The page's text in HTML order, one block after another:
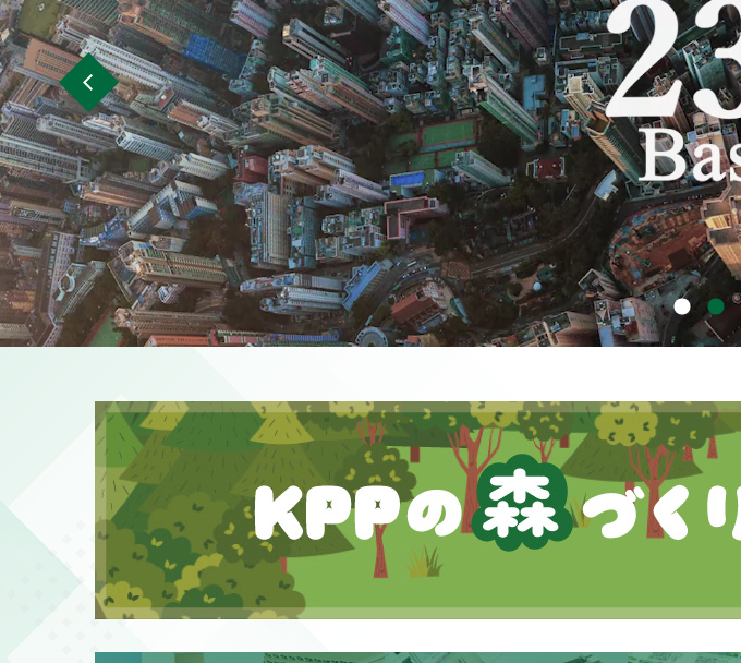
KPP GROUP WAY
KPPグループ憲章
ディスクロージャーポリ
シー
事業等のリスク
おもな経営指標
キャッシュフロー
決算説明会資料
中期経営計画
IRニュース
有価証券報告書/四半期報
告書
統合報告書
株主通信（年次報告書）
内部統制報告書